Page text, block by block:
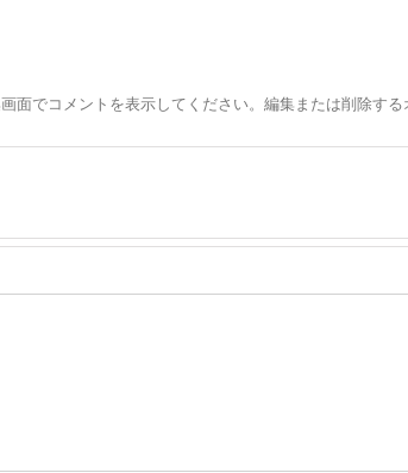
面でコメントを表示してください。編集または削除す